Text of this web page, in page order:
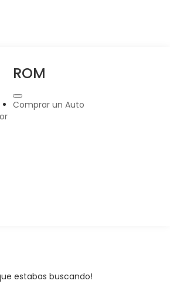
ROM
Comprar un Auto
estabas buscando!